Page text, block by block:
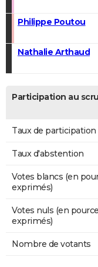
Philippe Poutou
Nathalie Arthaud
Participation au
Taux de participation
Taux d'abstention
Votes blancs (en
exprimés)
Votes nuls (en
exprimés)
Nombre de votants